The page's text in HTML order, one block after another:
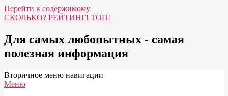
Перейти к содержимому
СКОЛЬКО? РЕЙТИНГ! ТОП!
Для самых любопытных - самая
полезная информация
Вторичное меню навигации
Меню